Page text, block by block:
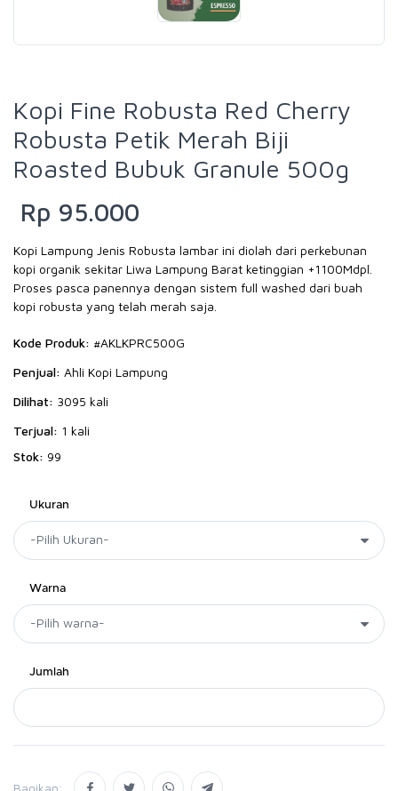
Kopi Fine Robusta Red Cherry
Robusta Petik Merah Biji
Roasted Bubuk Granule 500g
Rp 95.000
Kopi Lampung Jenis Robusta lambar ini diolah dari perkebunan
kopi organik sekitar Liwa Lampung Barat ketinggian +1100Mdpl.
Proses pasca panennya dengan sistem full washed dari buah
kopi robusta yang telah merah saja.
Kode Produk: #AKLKPRC500G
Penjual: Ahli Kopi Lampung
Dilihat: 3095 kali
Terjual: 1 kali
Stok: 99
Ukuran
Warna
Jumlah
Bagikan: